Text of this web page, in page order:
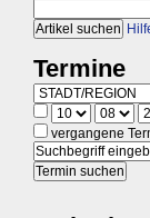
Termine
vergangene